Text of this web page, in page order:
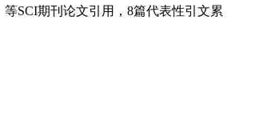
等SCI期刊论文引用，8篇代表性引文累